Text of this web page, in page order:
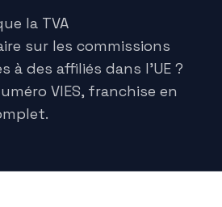
la TVA
sur les commissions
à des affiliés dans l'UE ?
VIES, franchise en